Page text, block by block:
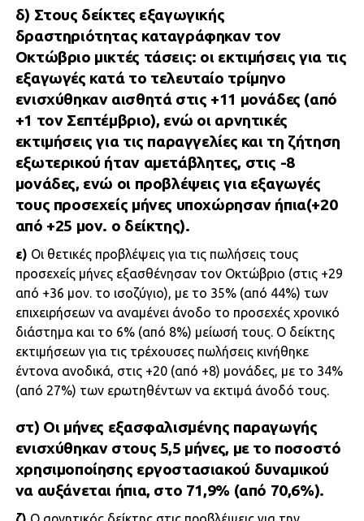
δ) Στους δείκτες εξαγωγικής
δραστηριότητας καταγράφηκαν τον
Οκτώβριο μικτές τάσεις: οι εκτιμήσεις για τις
εξαγωγές κατά το τελευταίο τρίμηνο
ενισχύθηκαν αισθητά στις +11 μονάδες (από
+1 τον Σεπτέμβριο), ενώ οι αρνητικές
εκτιμήσεις για τις παραγγελίες και τη ζήτηση
εξωτερικού ήταν αμετάβλητες, στις -8
μονάδες, ενώ οι προβλέψεις για εξαγωγές
τους προσεχείς μήνες υποχώρησαν ήπια(+20
από +25 μον. ο δείκτης).
ε) Οι θετικές προβλέψεις για τις πωλήσεις τους
προσεχείς μήνες εξασθένησαν τον Οκτώβριο (στις +29
από +36 μον. το ισοζύγιο), με το 35% (από 44%) των
επιχειρήσεων να αναμένει άνοδο το προσεχές χρονικό
διάστημα και το 6% (από 8%) μείωσή τους. Ο δείκτης
εκτιμήσεων για τις τρέχουσες πωλήσεις κινήθηκε
έντονα ανοδικά, στις +20 (από +8) μονάδες, με το 34%
(από 27%) των ερωτηθέντων να εκτιμά άνοδό τους.
στ) Οι μήνες εξασφαλισμένης παραγωγής
ενισχύθηκαν στους 5,5 μήνες, με το ποσοστό
χρησιμοποίησης εργοστασιακού δυναμικού
να αυξάνεται ήπια, στο 71,9% (από 70,6%).